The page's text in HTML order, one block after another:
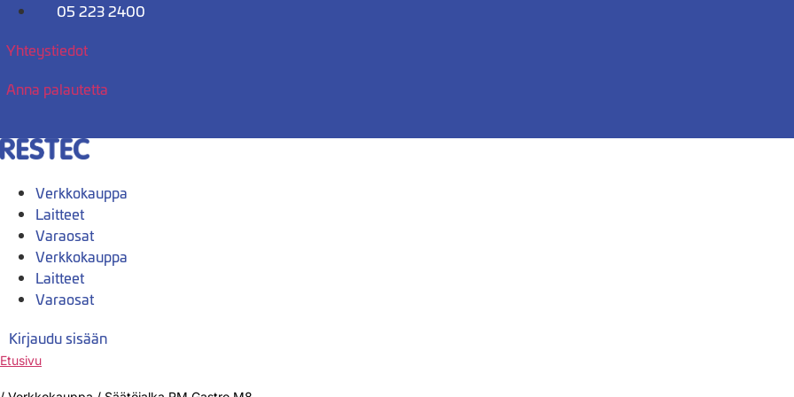
Mene
05 223 2400
Yhteystiedot
Anna palautetta
Verkkokauppa
Laitteet
Varaosat
Verkkokauppa
Laitteet
Varaosat
Kirjaudu sisään
Etusivu